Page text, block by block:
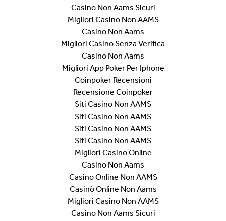
Casino Non Aams Sicuri
Migliori Casino Non AAMS
Casino Non Aams
Migliori Casino Senza Verifica
Casino Non Aams
Migliori App Poker Per Iphone
Coinpoker Recensioni
Recensione Coinpoker
Siti Casino Non AAMS
Siti Casino Non AAMS
Siti Casino Non AAMS
Siti Casino Non AAMS
Migliori Casino Online
Casino Non Aams
Casino Online Non AAMS
Casinò Online Non Aams
Migliori Casino Non AAMS
Casino Non Aams Sicuri